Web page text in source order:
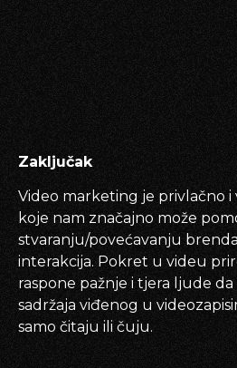
Zaključak
Video marketing je privlačno i
koje nam značajno može
stvaranju/povećavanju
interakcija. Pokret u videu
raspone pažnje i tjera ljude
sadržaja viđenog u
samo čitaju ili čuju.